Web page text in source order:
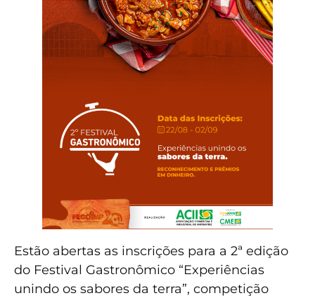
Estão abertas as inscrições para a 2ª edição
do Festival Gastronômico “Experiências
unindo os sabores da terra”, competição